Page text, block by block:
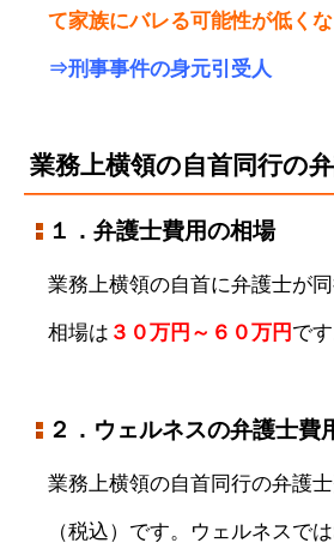
て家族にバレる可能性が低くな
⇒刑事事件の身元引受人
業務上横領の自首同行の
１．弁護士費用の相場
業務上横領の自首に弁護士が
相場は ３０万円～６０万円 です
２．ウェルネスの弁護士費
業務上横領の自首同行の弁護
（税込）です。ウェルネスで